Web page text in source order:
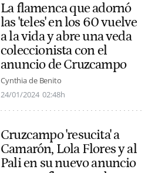
La flamenca que adornó
las 'teles' en los 60 vuelve
a la vida y abre una veda
coleccionista con el
anuncio de Cruzcampo
Cynthia de Benito
24/01/2024 02:48h
Cruzcampo 'resucita' a
Camarón, Lola Flores y al
Pali en su nuevo anuncio